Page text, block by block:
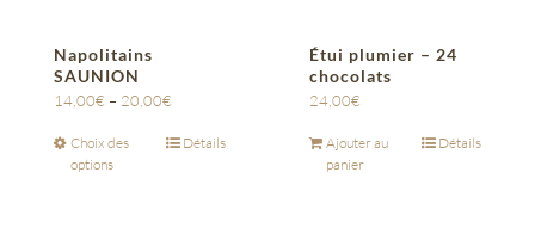
Napolitains
SAUNION
14,00€ – 20,00€
Choix des
options
Détails
Étui plumier – 24
chocolats
24,00€
Ajouter au
panier
Détails